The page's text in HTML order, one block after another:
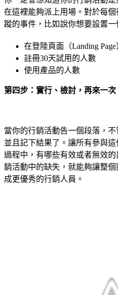
在這裡能夠派上用場。對於每
蹤的事件，比如說你想要設置一
在登陸頁面（Landing
註冊30天試用的人數
使用產品的人數
第四步：實行、檢討， 再來一次
當你的行銷活動告一個段落，
並且記下結果了。讓所有參與
過程中，有哪些有效或者無效
銷活動中的缺失，就能夠讓整
成更優秀的行銷人員。